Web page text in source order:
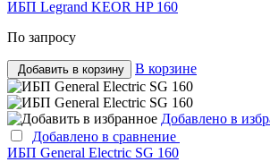
ИБП Legrand KEOR HP 160
По запросу
Добавить в корзину В корзине
Добавлено в
Добавлено в сравнение
ИБП General Electric SG 160